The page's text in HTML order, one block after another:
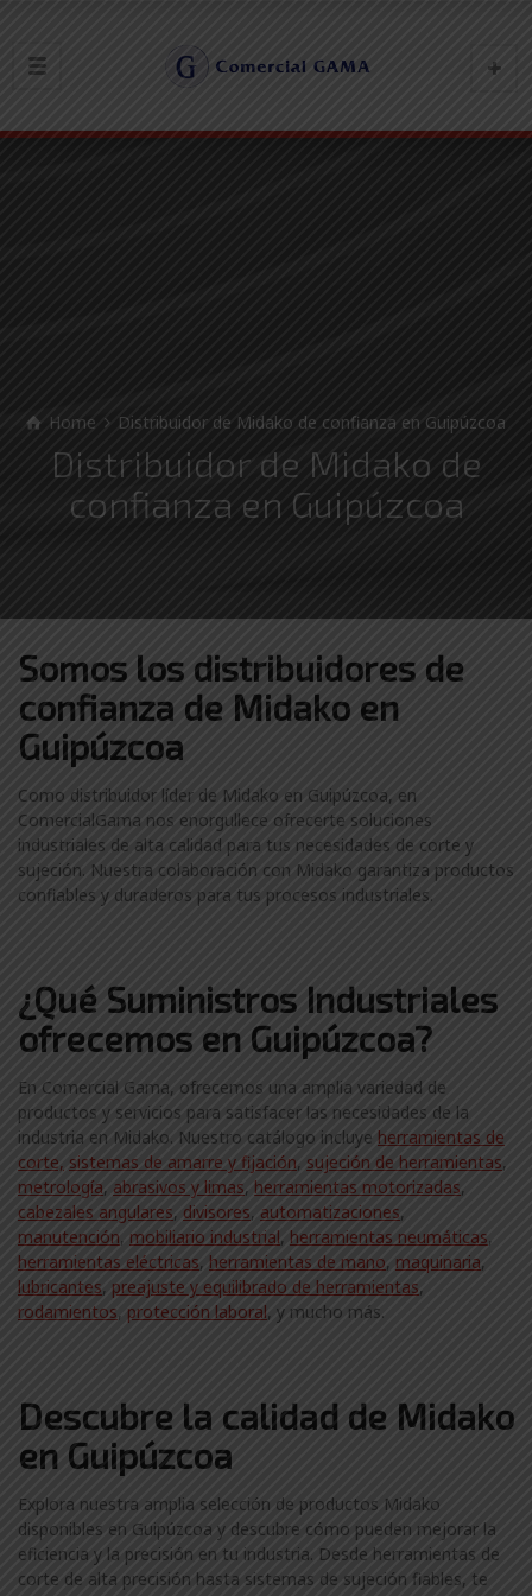
Home Distribuidor de Midako de confianza en Guipúzcoa
Distribuidor de Midako de
confianza en Guipúzcoa
Somos los distribuidores de
confianza de Midako en
Guipúzcoa
Como distribuidor líder de Midako en Guipúzcoa, en
ComercialGama nos enorgullece ofrecerte soluciones
industriales de alta calidad para tus necesidades de corte y
sujeción. Nuestra colaboración con Midako garantiza productos
confiables y duraderos para tus procesos industriales.
¿Qué Suministros Industriales
ofrecemos en Guipúzcoa?
En Comercial Gama, ofrecemos una amplia variedad de
productos y servicios para satisfacer las necesidades de la
industria en Midako. Nuestro catálogo incluye herramientas de
corte, sistemas de amarre y fijación, sujeción de herramientas,
metrología, abrasivos y limas, herramientas motorizadas,
cabezales angulares, divisores, automatizaciones,
manutención, mobiliario industrial, herramientas neumáticas,
herramientas eléctricas, herramientas de mano, maquinaria,
lubricantes, preajuste y equilibrado de herramientas,
rodamientos, protección laboral, y mucho más.
Descubre la calidad de Midako
en Guipúzcoa
Explora nuestra amplia selección de productos Midako
disponibles en Guipúzcoa y descubre cómo pueden mejorar la
eficiencia y la precisión en tu industria. Desde herramientas de
corte de alta precisión hasta sistemas de sujeción fiables, te